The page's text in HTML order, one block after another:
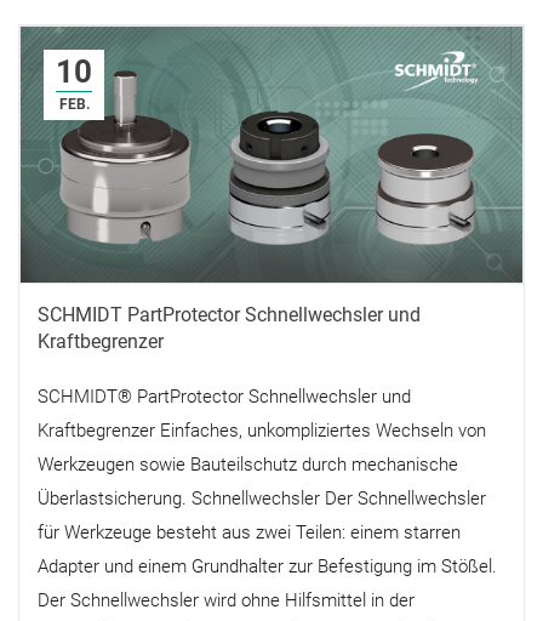
10
FEB.
SCHMIDT PartProtector Schnellwechsler und
Kraftbegrenzer
SCHMIDT® PartProtector Schnellwechsler und
Kraftbegrenzer Einfaches, unkompliziertes Wechseln von
Werkzeugen sowie Bauteilschutz durch mechanische
Überlastsicherung. Schnellwechsler Der Schnellwechsler
für Werkzeuge besteht aus zwei Teilen: einem starren
Adapter und einem Grundhalter zur Befestigung im Stößel.
Der Schnellwechsler wird ohne Hilfsmittel in der